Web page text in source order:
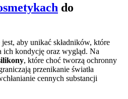
do
aby unikać składników, które
ich kondycję oraz wygląd. Na
, które choć tworzą ochronny
przenikanie światła
cennych substancji